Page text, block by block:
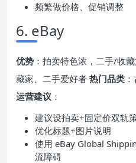
频繁做价格、促销调整
6. eBay
优势 ：拍卖特色浓，二手/收
藏家、二手爱好者 热门品类
运营建议 ：
建议设拍卖+固定价双轨
优化标题+图片说明
使用 eBay Global
流障碍